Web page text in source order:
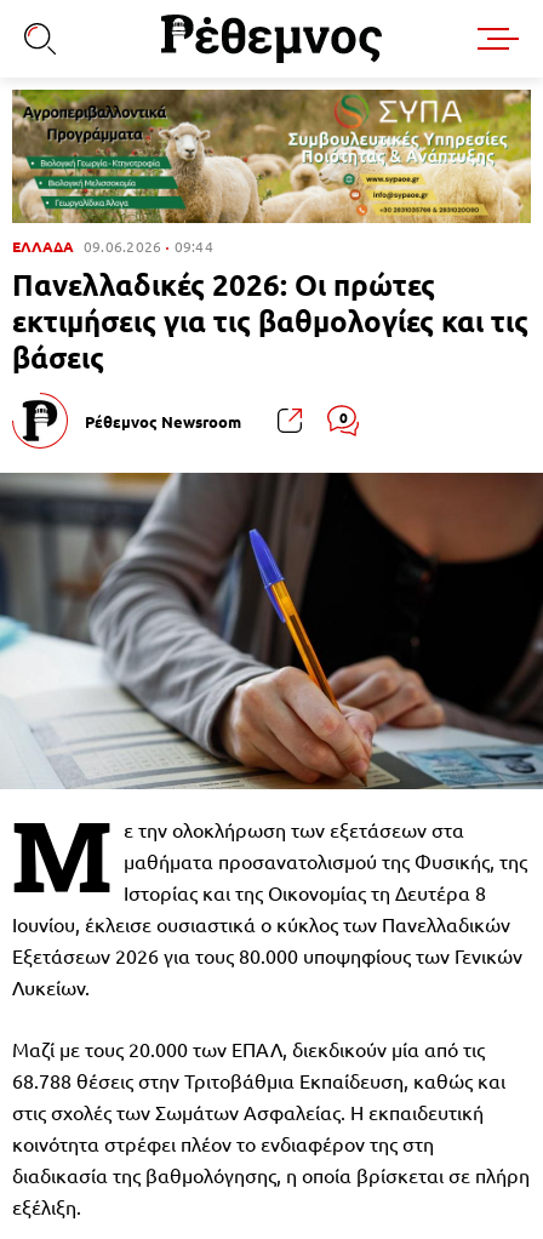
ΕΛΛΑΔΑ 09.06.2026 09:44
Πανελλαδικές 2026: Οι πρώτες
εκτιμήσεις για τις βαθμολογίες και τις
βάσεις
Ρέθεμνος Newsroom 0
Μ ε την ολοκλήρωση των εξετάσεων στα
μαθήματα προσανατολισμού της Φυσικής, της
Ιστορίας και της Οικονομίας τη Δευτέρα 8
Ιουνίου, έκλεισε ουσιαστικά ο κύκλος των Πανελλαδικών
Εξετάσεων 2026 για τους 80.000 υποψηφίους των Γενικών
Λυκείων.
Μαζί με τους 20.000 των ΕΠΑΛ, διεκδικούν μία από τις
68.788 θέσεις στην Τριτοβάθμια Εκπαίδευση, καθώς και
στις σχολές των Σωμάτων Ασφαλείας. Η εκπαιδευτική
κοινότητα στρέφει πλέον το ενδιαφέρον της στη
διαδικασία της βαθμολόγησης, η οποία βρίσκεται σε πλήρη
εξέλιξη.